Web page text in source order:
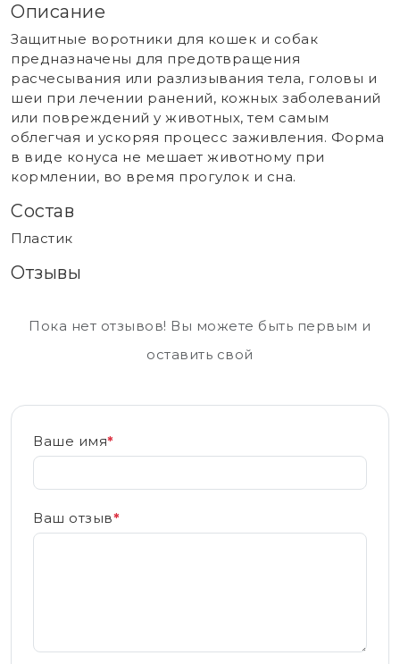
Описание
Защитные воротники для кошек и собак
предназначены для предотвращения
расчесывания или разлизывания тела, головы и
шеи при лечении ранений, кожных заболеваний
или повреждений у животных, тем самым
облегчая и ускоряя процесс заживления. Форма
в виде конуса не мешает животному при
кормлении, во время прогулок и сна.
Состав
Пластик
Отзывы
Пока нет отзывов! Вы можете быть первым и
оставить свой
Ваше имя*
Ваш отзыв*